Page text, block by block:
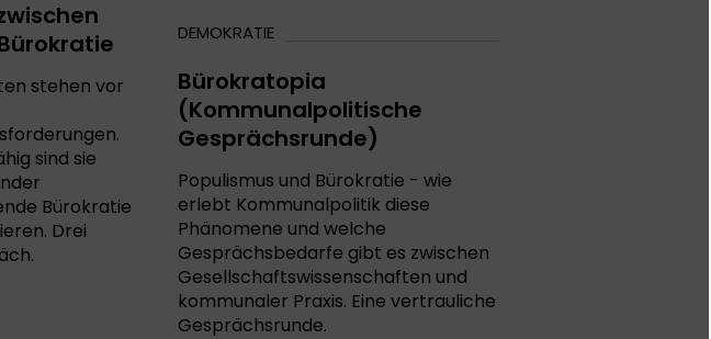
stehen vor
sind sie
Bürokratie
Drei
DEMOKRATIE
Bürokratopia
(Kommunalpolitische
Gesprächsrunde)
Populismus und Bürokratie - wie
erlebt Kommunalpolitik diese
Phänomene und welche
Gesprächsbedarfe gibt es zwischen
Gesellschaftswissenschaften und
kommunaler Praxis. Eine vertrauliche
Gesprächsrunde.